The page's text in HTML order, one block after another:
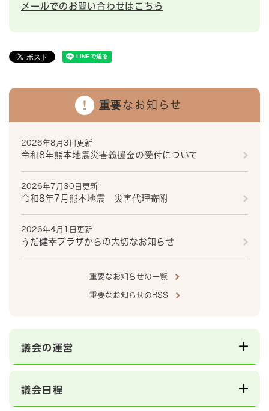
メールでのお問い合わせはこちら
重要なお知らせ
2026年8月3日更新
令和8年熊本地震災害義援金の受付について
2026年7月30日更新
令和8年7月熊本地震 災害代理寄附
2026年4月1日更新
うだ健幸プラザからの大切なお知らせ
重要なお知らせの一覧
重要なお知らせのRSS
議会の運営
議会日程